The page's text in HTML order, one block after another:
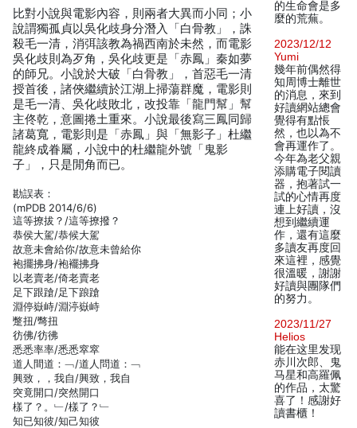
比對小說與電影內容，則兩者大異而小同；小
說謂獨孤貞以吳化歧身分潛入「白骨教」，誅
殺毛一清，消弭該教為禍西南於未然，而電影
吳化歧則為歹角，吳化歧更是「赤鳳」秦如夢
的師兄。小說於大破「白骨教」，首惡毛一清
授首後，諸俠繼續於江湖上掃蕩群魔，電影則
是毛一清、吳化歧敗北，改投靠「龍門幫」幫
主佟乾，意圖捲土重來。小說最後寫三鳳同歸
諸葛寬，電影則是「赤鳳」與「無影子」杜繼
龍終成眷屬，小說中的杜繼龍外號「鬼影
子」，只是閒角而已。
勘誤表：
(mPDB 2014/6/6)
這等撩拔？/這等撩撥？
恭侯大駕/恭候大駕
故意未會給你/故意未曾給你
袍擺拂身/袍襬拂身
以老賣老/倚老賣老
足下跟蹌/足下踉蹌
淵停嶽峙/淵渟嶽峙
蹩扭/彆扭
彷佛/彷彿
悉悉率率/悉悉窣窣
道人間道：﹁/道人問道：﹁
興致，，我自/興致，我自
突竟開口/突然開口
樣了？。﹂/樣了？﹂
知已知彼/知己知彼
的生命會是多
麼的荒蕪。
2023/12/12
Yumi
幾年前偶然得
知周博士離世
的消息，來到
好讀網站總會
覺得有點悵
然，也以為不
會再運作了。
今年為老父親
添購電子閱讀
器，抱著試一
試的心情再度
連上好讀，沒
想到繼續運
作，還有這麼
多讀友再度回
來這裡，感覺
很溫暖，謝謝
好讀與團隊們
的努力。
2023/11/27
Helios
能在这里发现
赤川次郎、鬼
马星和高羅佩
的作品，太驚
喜了！感謝好
讀書櫃！